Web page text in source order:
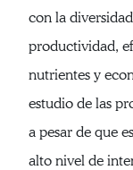
con la
productividad,
nutrientes y
estudio de las
a pesar de que
alto nivel de